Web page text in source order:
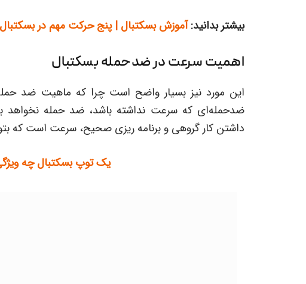
بیشتر بدانید:آموزش بسکتبال | پنج حرکت مهم در بسکتبال
اهمیت سرعت در ضدحمله بسکتبال
این مورد نیز بسیار واضح است چرا که ماهیت ضد
ضدحمله‌ای که سرعت نداشته باشد، ضد حمله نخواهد
داشتن کار گروهی و برنامه ریزی صحیح، سرعت است که
یک توپ بسکتبال چه